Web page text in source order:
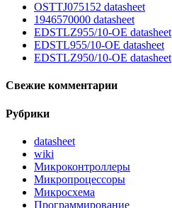
OSTTJ075152 datasheet
1946570000 datasheet
EDSTLZ955/10-OE datasheet
EDSTL955/10-OE datasheet
EDSTLZ950/10-OE datasheet
Свежие комментарии
Рубрики
datasheet
wiki
Микроконтроллеры
Микропроцессоры
Микросхема
Программирование